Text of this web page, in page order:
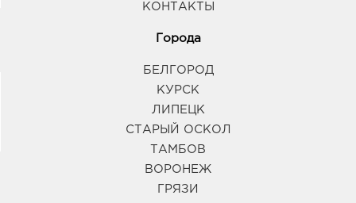
КОНТАКТЫ
Города
БЕЛГОРОД
КУРСК
ЛИПЕЦК
СТАРЫЙ ОСКОЛ
ТАМБОВ
ВОРОНЕЖ
ГРЯЗИ